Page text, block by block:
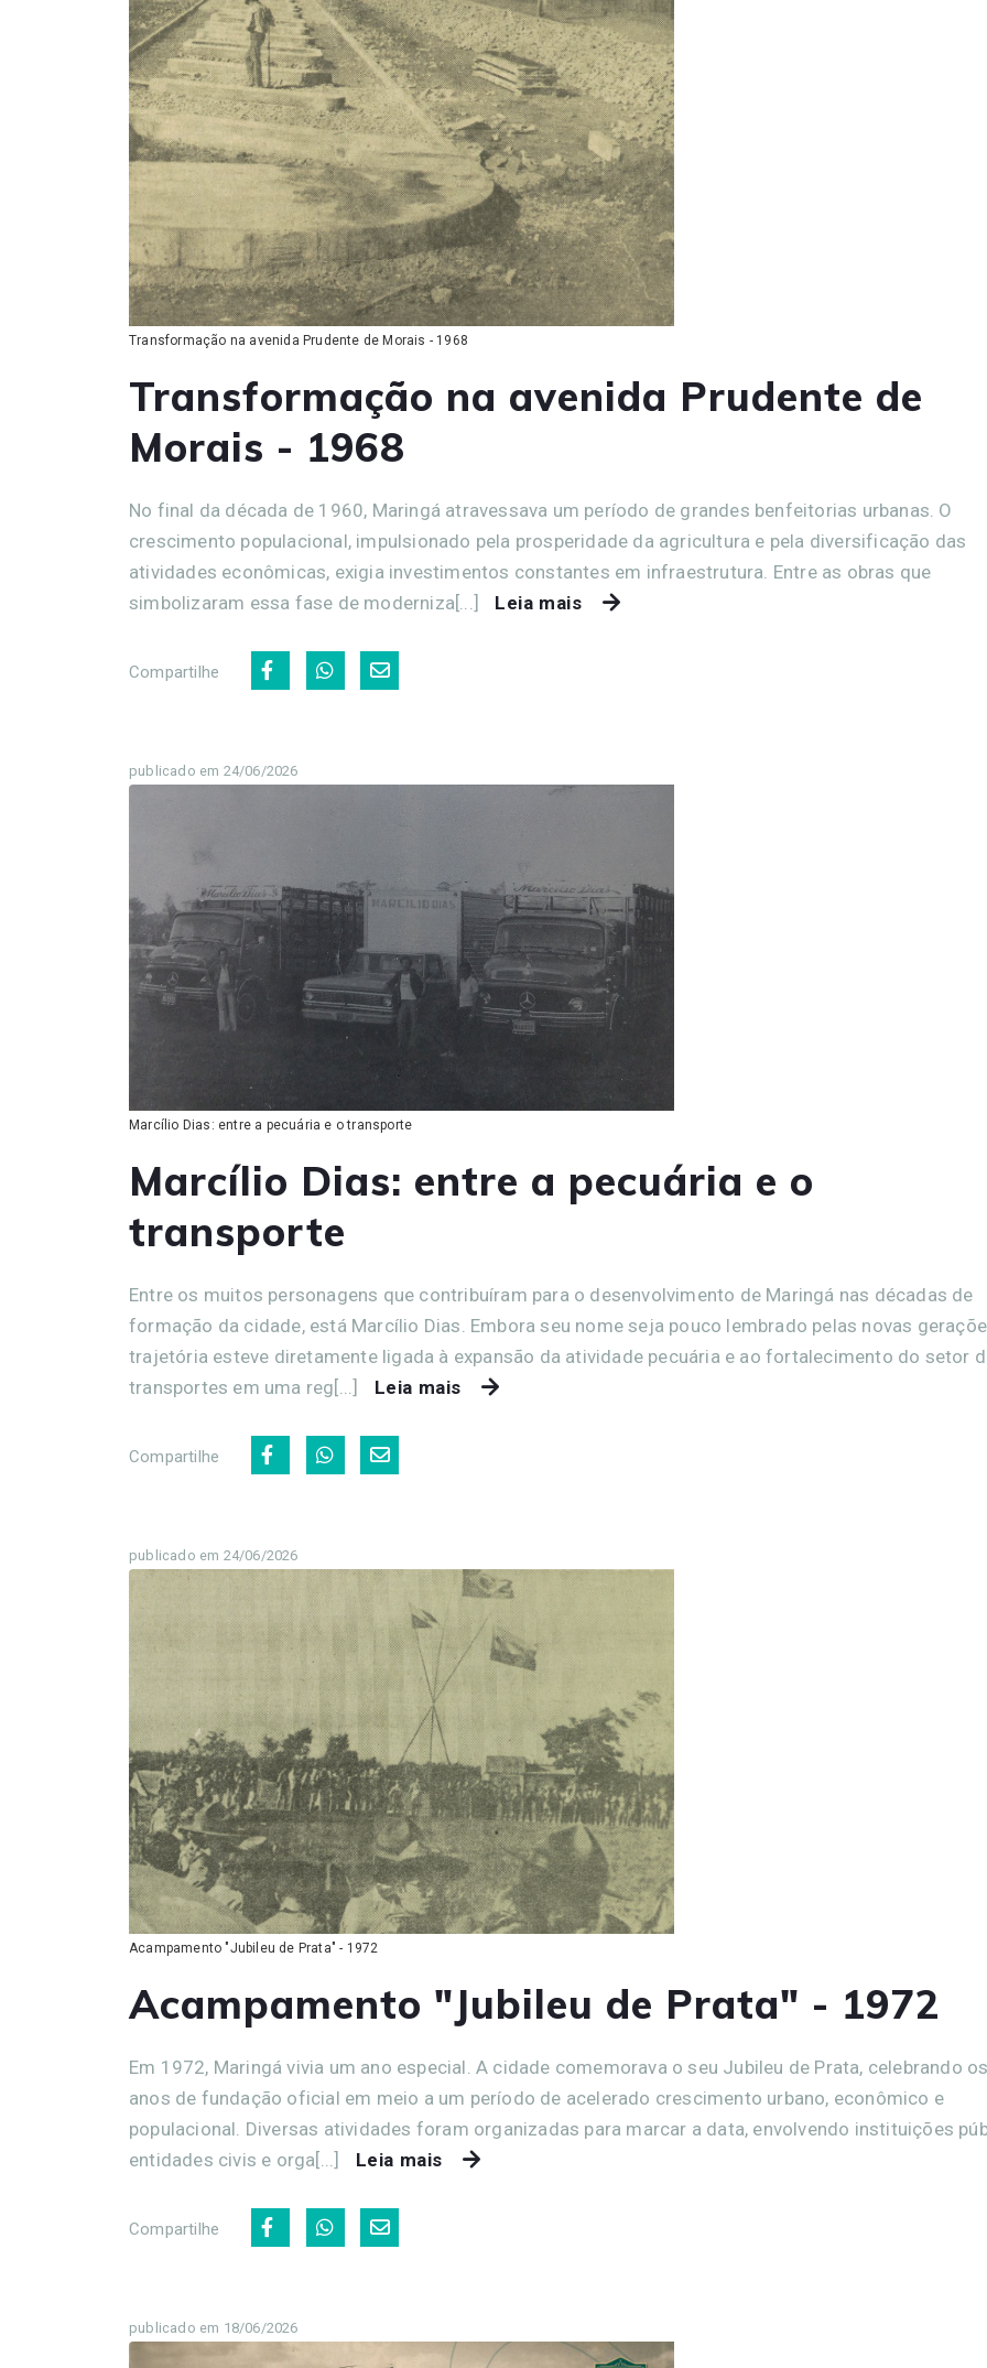
Transformação na avenida Prudente de Morais - 1968
Transformação na avenida Prudente de
Morais - 1968
No final da década de 1960, Maringá atravessava um período de grandes benfeitorias urbanas. O
crescimento populacional, impulsionado pela prosperidade da agricultura e pela diversificação das
atividades econômicas, exigia investimentos constantes em infraestrutura. Entre as obras que
simbolizaram essa fase de moderniza[...]
Leia mais
Compartilhe
publicado em 24/06/2026
Marcílio Dias: entre a pecuária e o transporte
Marcílio Dias: entre a pecuária e o
transporte
Entre os muitos personagens que contribuíram para o desenvolvimento de Maringá nas décadas de
formação da cidade, está Marcílio Dias. Embora seu nome seja pouco lembrado pelas novas
trajetória esteve diretamente ligada à expansão da atividade pecuária e ao fortalecimento do setor
transportes em uma reg[...]
Leia mais
Compartilhe
publicado em 24/06/2026
Acampamento "Jubileu de Prata" - 1972
Acampamento "Jubileu de Prata" - 1972
Em 1972, Maringá vivia um ano especial. A cidade comemorava o seu Jubileu de Prata, celebrando
anos de fundação oficial em meio a um período de acelerado crescimento urbano, econômico e
populacional. Diversas atividades foram organizadas para marcar a data, envolvendo instituições
entidades civis e orga[...]
Leia mais
Compartilhe
publicado em 18/06/2026